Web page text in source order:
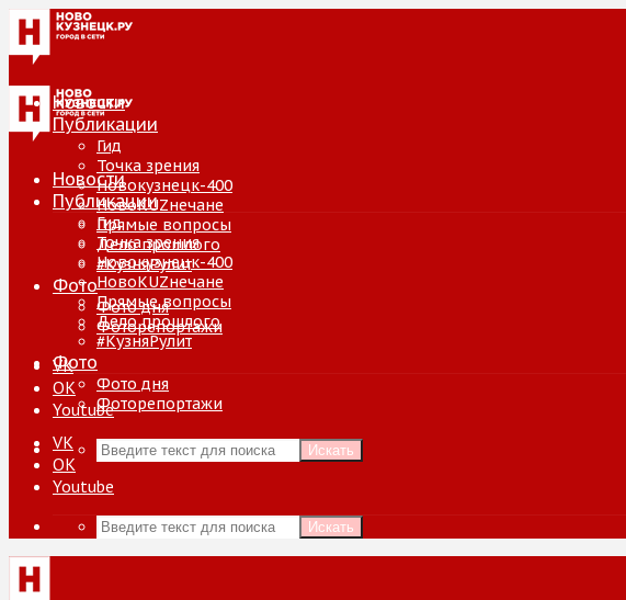
Новости
Публикации
Гид
Точка зрения
Новокузнецк-400
НовоKUZнечане
Прямые вопросы
Дело прошлого
#КузняРулит
Фото
Фото дня
Фоторепортажи
VK
ОК
Youtube
Искать
Новости
Публикации
Гид
Точка зрения
Новокузнецк-400
НовоKUZнечане
Прямые вопросы
Дело прошлого
#КузняРулит
Фото
Фото дня
Фоторепортажи
VK
ОК
Youtube
Искать